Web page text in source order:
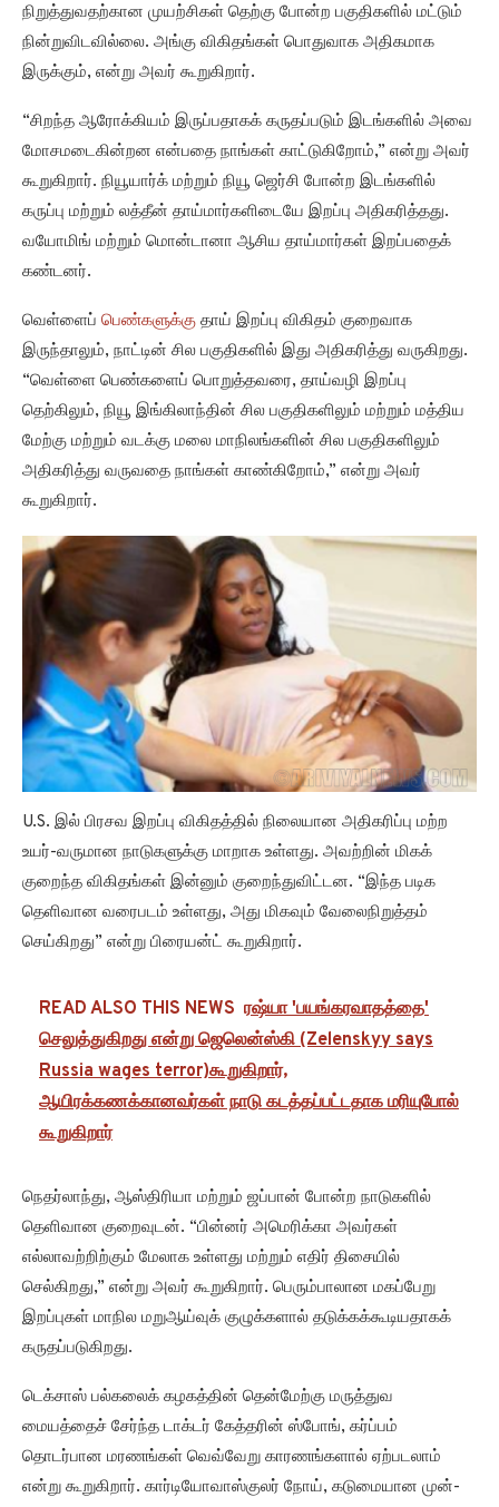
நிறுத்துவதற்கான முயற்சிகள் தெற்கு போன்ற பகுதிகளில் மட்டும்
நின்றுவிடவில்லை. அங்கு விகிதங்கள் பொதுவாக அதிகமாக
இருக்கும், என்று அவர் கூறுகிறார்.
“சிறந்த ஆரோக்கியம் இருப்பதாகக் கருதப்படும் இடங்களில் அவை
மோசமடைகின்றன என்பதை நாங்கள் காட்டுகிறோம்,” என்று அவர்
கூறுகிறார். நியூயார்க் மற்றும் நியூ ஜெர்சி போன்ற இடங்களில்
கருப்பு மற்றும் லத்தீன் தாய்மார்களிடையே இறப்பு அதிகரித்தது.
வயோமிங் மற்றும் மொன்டானா ஆசிய தாய்மார்கள் இறப்பதைக்
கண்டனர்.
வெள்ளைப் பெண்களுக்கு தாய் இறப்பு விகிதம் குறைவாக
இருந்தாலும், நாட்டின் சில பகுதிகளில் இது அதிகரித்து வருகிறது.
“வெள்ளை பெண்களைப் பொறுத்தவரை, தாய்வழி இறப்பு
தெற்கிலும், நியூ இங்கிலாந்தின் சில பகுதிகளிலும் மற்றும் மத்திய
மேற்கு மற்றும் வடக்கு மலை மாநிலங்களின் சில பகுதிகளிலும்
அதிகரித்து வருவதை நாங்கள் காண்கிறோம்,” என்று அவர்
கூறுகிறார்.
U.S. இல் பிரசவ இறப்பு விகிதத்தில் நிலையான அதிகரிப்பு மற்ற
உயர்-வருமான நாடுகளுக்கு மாறாக உள்ளது. அவற்றின் மிகக்
குறைந்த விகிதங்கள் இன்னும் குறைந்துவிட்டன. “இந்த படிக
தெளிவான வரைபடம் உள்ளது, அது மிகவும் வேலைநிறுத்தம்
செய்கிறது” என்று பிரையன்ட் கூறுகிறார்.
READ ALSO THIS NEWS ரஷ்யா 'பயங்கரவாதத்தை'
செலுத்துகிறது என்று ஜெலென்ஸ்கி (Zelenskyy says
Russia wages terror)கூறுகிறார்,
ஆயிரக்கணக்கானவர்கள் நாடு கடத்தப்பட்டதாக மரியுபோல்
கூறுகிறார்
நெதர்லாந்து, ஆஸ்திரியா மற்றும் ஜப்பான் போன்ற நாடுகளில்
தெளிவான குறைவுடன். “பின்னர் அமெரிக்கா அவர்கள்
எல்லாவற்றிற்கும் மேலாக உள்ளது மற்றும் எதிர் திசையில்
செல்கிறது,” என்று அவர் கூறுகிறார். பெரும்பாலான மகப்பேறு
இறப்புகள் மாநில மறுஆய்வுக் குழுக்களால் தடுக்கக்கூடியதாகக்
கருதப்படுகிறது.
டெக்சாஸ் பல்கலைக் கழகத்தின் தென்மேற்கு மருத்துவ
மையத்தைச் சேர்ந்த டாக்டர் கேத்தரின் ஸ்போங், கர்ப்பம்
தொடர்பான மரணங்கள் வெவ்வேறு காரணங்களால் ஏற்படலாம்
என்று கூறுகிறார். கார்டியோவாஸ்குலர் நோய், கடுமையான முன்-